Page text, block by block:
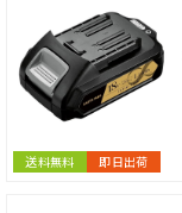
送料無料 即日出荷